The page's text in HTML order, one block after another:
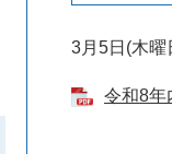
3月5日(木曜
令和8年